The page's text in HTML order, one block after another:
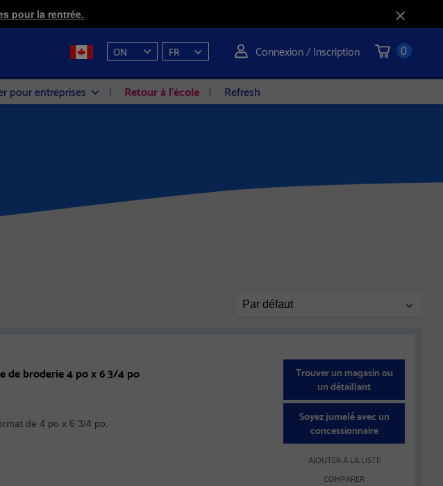
pour la rentrée.
ON FR Connexion / Inscription 0
pour entreprises Retour à l'école Refresh
Page
Sort
Par défaut
de broderie 4 po x 6 3/4 po
de 4 po x 6 3/4 po.
Trouver un magasin ou
un détaillant
Soyez jumelé avec un
concessionnaire
AJOUTER À LA LISTE
COMPARER